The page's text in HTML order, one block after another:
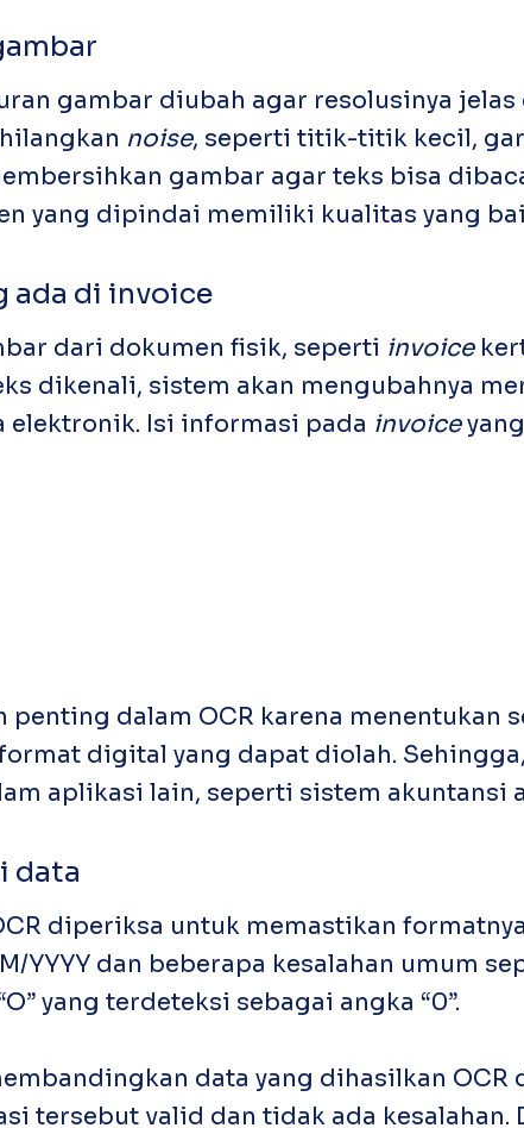
gambar diubah agar resolusinya
noise, seperti titik-titik kecil,
gambar agar teks bisa
yang dipindai memiliki kualitas yang
ada di invoice
dari dokumen fisik, seperti invoice
dikenali, sistem akan mengubahnya
Isi informasi pada invoice
penting dalam OCR karena menentukan
digital yang dapat diolah.
aplikasi lain, seperti sistem akuntansi
data
diperiksa untuk memastikan
YYYY dan beberapa kesalahan umum
yang terdeteksi sebagai angka “0”.
data yang dihasilkan OCR
tersebut valid dan tidak ada kesalahan.